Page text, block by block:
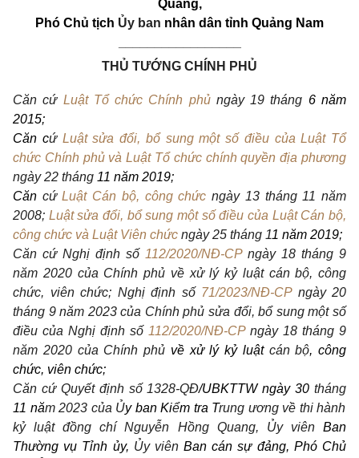
Quang,
Phó Chủ tịch Ủy ban nhân dân tỉnh Quảng Nam
THỦ TƯỚNG CHÍNH PHỦ
Căn cứ Luật Tổ chức Chính phủngày 19 tháng 6 năm
2015;
Căn cứ Luật sửa đổi, bổ sung một số điều của Luật Tổ
chức Chính phủ và Luật Tổ chức chính quyền địa phương
ngày 22 tháng 11 năm 2019;
Căn cứLuật Cán bộ, công chức ngày 13 tháng 11 năm
2008; Luật sửa đổi, bổ sung một số điều của Luật Cán bộ,
công chức và Luật Viên chức ngày 25 tháng 11 năm 2019;
Căn cứ Nghị định số 112/2020/NĐ-CPngày 18 tháng 9
năm 2020 của Chính phủ về xử lý kỷ luật cán bộ, công
chức, viên chức; Nghị định số 71/2023/NĐ-CPngày 20
tháng 9 năm 2023 của Chính phủ sửa đổi, bổ sung một số
điều của Nghị định số 112/2020/NĐ-CPngày 18 tháng 9
năm 2020 của Chính phủ về xử lý kỷ luật cán bộ, công
chức, viên chức;
Căn cứ Quyết định số 1328-QĐ/UBKTTW ngày 30 tháng
11 năm 2023 của Ủy ban Kiểm tra Trung ương về thi hành
kỷ luật đồng chí Nguyễn Hồng Quang, Ủy viênBan
Thường vụ Tỉnh ủy, Ủy viênBan cán sự đảng, Phó Chủ